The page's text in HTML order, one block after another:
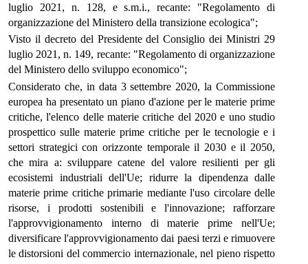
luglio 2021, n. 128, e s.m.i., recante: "Regolamento di
organizzazione del Ministero della transizione ecologica";
Visto il decreto del Presidente del Consiglio dei Ministri 29
luglio 2021, n. 149, recante: "Regolamento di organizzazione
del Ministero dello sviluppo economico";
Considerato che, in data 3 settembre 2020, la Commissione
europea ha presentato un piano d'azione per le materie prime
critiche, l'elenco delle materie critiche del 2020 e uno studio
prospettico sulle materie prime critiche per le tecnologie e i
settori strategici con orizzonte temporale il 2030 e il 2050,
che mira a: sviluppare catene del valore resilienti per gli
ecosistemi industriali dell'Ue; ridurre la dipendenza dalle
materie prime critiche primarie mediante l'uso circolare delle
risorse, i prodotti sostenibili e l'innovazione; rafforzare
l'approvvigionamento interno di materie prime nell'Ue;
diversificare l'approvvigionamento dai paesi terzi e rimuovere
le distorsioni del commercio internazionale, nel pieno rispetto